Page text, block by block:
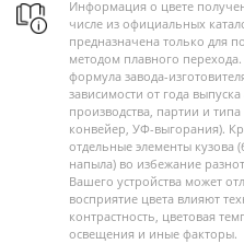
Информация о цвете
числе из официальных
предназначена только для
методом плавного
формула завода-
зависимости от года
производства, партии и
конвейер, УФ-выгорания).
отдельные элементы кузова
напыла) во избежание
Вашего устройства может
восприятие цвета влияют
контрастность, цветовая
освещения и иные факторы.